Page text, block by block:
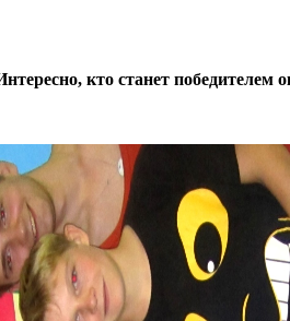
кто станет победителем